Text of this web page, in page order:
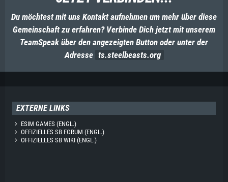
Du möchtest mit uns Kontakt aufnehmen um mehr über diese
Gemeinschaft zu erfahren? Verbinde Dich jetzt mit unserem
TeamSpeak über den angezeigten Button oder unter der
Adresse ts.steelbeasts.org
EXTERNE LINKS
ESIM GAMES (ENGL.)
OFFIZIELLES SB FORUM (ENGL.)
OFFIZIELLES SB WIKI (ENGL.)